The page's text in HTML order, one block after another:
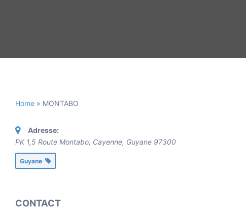
Home » MONTABO
Adresse:
PK 1,5 Route Montabo, Cayenne, Guyane 97300
Guyane
CONTACT